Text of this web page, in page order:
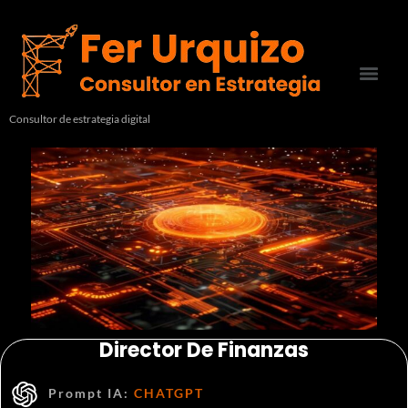
Consultor de estrategia digital
Director De Finanzas
Prompt IA: CHATGPT